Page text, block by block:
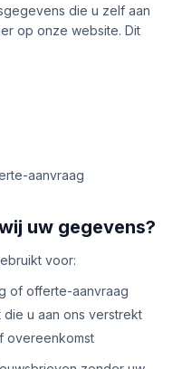
die u zelf aan
op onze website. Dit
aanvraag
uw gegevens?
voor:
of offerte-aanvraag
u aan ons verstrekt
overeenkomst